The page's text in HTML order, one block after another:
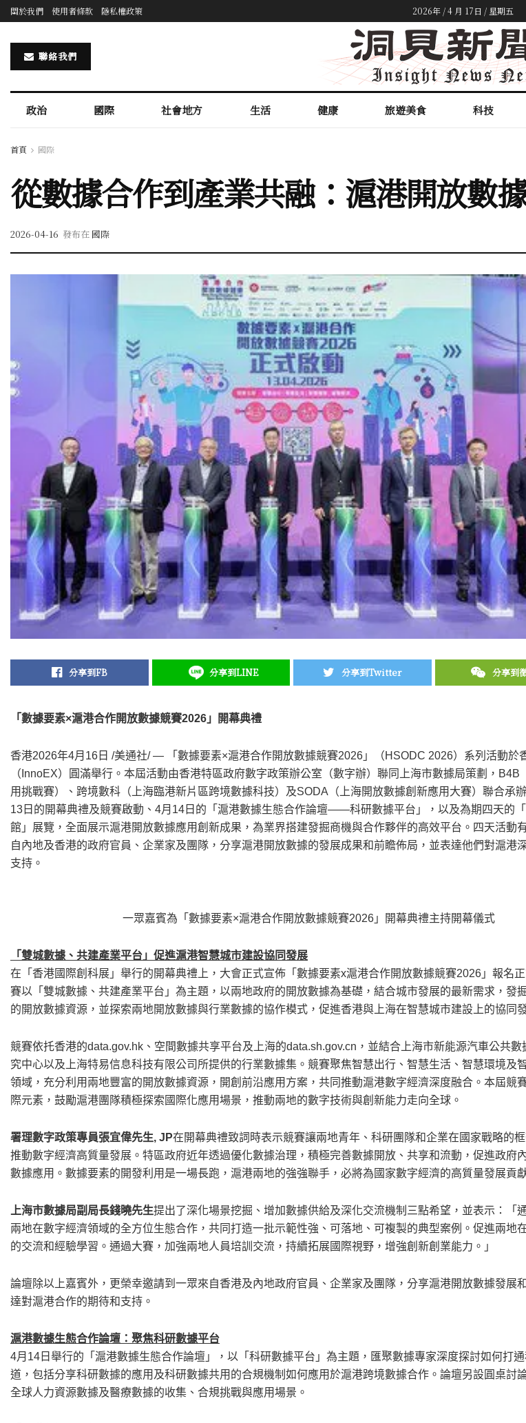
關於我們 使用者條款 隱私權政策 2026年 / 4 月 17日 / 星期五
聯絡我們
政治 國際 社會地方 生活 健康 旅遊美食 科技
首頁 國際
從數據合作到產業共融：滬港開放數
2026-04-16 發布在 國際
分享到FB 分享到LINE 分享到Twitter 分享到
「數據要素×滬港合作開放數據競賽2026」開幕典禮
香港2026年4月16日 /美通社/ — 「數據要素×滬港合作開放數據競賽2026」（HSODC 2026）系列活動於
（InnoEX）圓滿舉行。本屆活動由香港特區政府數字政策辦公室（數字辦）聯同上海市數據局策劃，B4B
用挑戰賽）、跨境數科（上海臨港新片區跨境數據科技）及SODA（上海開放數據創新應用大賽）聯合承
13日的開幕典禮及競賽啟動、4月14日的「滬港數據生態合作論壇——科研數據平台」，以及為期四天的
館」展覽，全面展示滬港開放數據應用創新成果，為業界搭建發掘商機與合作夥伴的高效平台。四天活動
自內地及香港的政府官員、企業家及團隊，分享滬港開放數據的發展成果和前瞻佈局，並表達他們對滬港
支持。
一眾嘉賓為「數據要素×滬港合作開放數據競賽2026」開幕典禮主持開幕儀式
「雙城數據、共建產業平台」促進滬港智慧城市建設協同發展
在「香港國際創科展」舉行的開幕典禮上，大會正式宣佈「數據要素x滬港合作開放數據競賽2026」報名
賽以「雙城數據、共建產業平台」為主題，以兩地政府的開放數據為基礎，結合城市發展的最新需求，發
的開放數據資源，並探索兩地開放數據與行業數據的協作模式，促進香港與上海在智慧城市建設上的協同
競賽依托香港的data.gov.hk、空間數據共享平台及上海的data.sh.gov.cn，並結合上海市新能源汽車公共數
究中心以及上海特易信息科技有限公司所提供的行業數據集。競賽聚焦智慧出行、智慧生活、智慧環境及
領域，充分利用兩地豐富的開放數據資源，開創前沿應用方案，共同推動滬港數字經濟深度融合。本屆競
際元素，鼓勵滬港團隊積極探索國際化應用場景，推動兩地的數字技術與創新能力走向全球。
署理數字政策專員張宜偉先生, JP在開幕典禮致詞時表示競賽讓兩地青年、科研團隊和企業在國家戰略的框
推動數字經濟高質量發展。特區政府近年透過優化數據治理，積極完善數據開放、共享和流動，促進政府
數據應用。數據要素的開發利用是一場長跑，滬港兩地的強強聯手，必將為國家數字經濟的高質量發展貢
上海市數據局副局長錢曉先生提出了深化場景挖掘、增加數據供給及深化交流機制三點希望，並表示：「
兩地在數字經濟領域的全方位生態合作，共同打造一批示範性強、可落地、可複製的典型案例。促進兩地
的交流和經驗學習。通過大賽，加強兩地人員培訓交流，持續拓展國際視野，增強創新創業能力。」
論壇除以上嘉賓外，更榮幸邀請到一眾來自香港及內地政府官員、企業家及團隊，分享滬港開放數據發展
達對滬港合作的期待和支持。
滬港數據生態合作論壇：聚焦科研數據平台
4月14日舉行的「滬港數據生態合作論壇」，以「科研數據平台」為主題，匯聚數據專家深度探討如何打
道，包括分享科研數據的應用及科研數據共用的合規機制如何應用於滬港跨境數據合作。論壇另設圓桌討
全球人力資源數據及醫療數據的收集、合規挑戰與應用場景。